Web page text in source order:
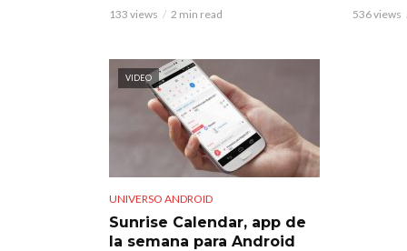
133 views 2 min read 536 views
VIDEO
UNIVERSO ANDROID
Sunrise Calendar, app de
la semana para Android